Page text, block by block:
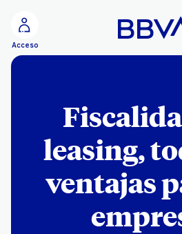
Acceso
leasing,
ventajas